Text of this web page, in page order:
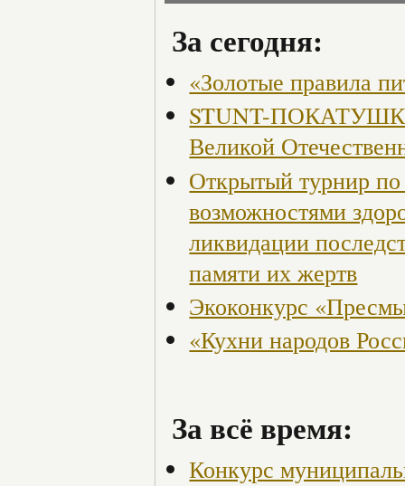
За сегодня:
«Золотые правила
STUNT-
Великой
Открытый турнир
возможностями
ликвидации
памяти их жертв
Экоконкурс
«Кухни народов
За всё время:
Конкурс